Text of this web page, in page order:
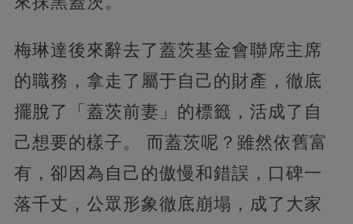
梅琳達後來辭去了蓋茨基金會聯席主席
的職務，拿走了屬于自己的財產，徹底
擺脫了「蓋茨前妻」的標籤，活成了自
己想要的樣子。 而蓋茨呢？雖然依舊富
有，卻因為自己的傲慢和錯誤，口碑一
落千丈，公眾形象徹底崩塌，成了大家